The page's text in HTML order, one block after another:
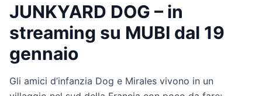
JUNKYARD DOG – in
streaming su MUBI dal 19
gennaio
Gli amici d’infanzia Dog e Mirales vivono in un